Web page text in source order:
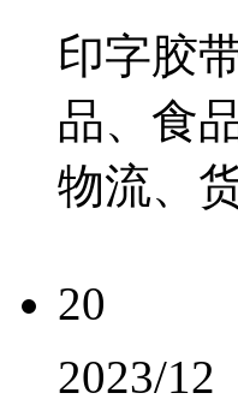
印字胶
品、食
物流、
20
2023/12